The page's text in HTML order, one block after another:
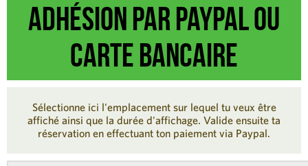
Adhésion par Paypal ou
carte bancaire
Sélectionne ici l'emplacement sur lequel tu veux être
affiché ainsi que la durée d'affichage. Valide ensuite ta
réservation en effectuant ton paiement via Paypal.